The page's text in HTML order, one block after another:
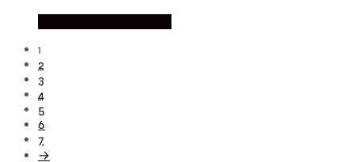
1
2
3
4
5
6
7
→